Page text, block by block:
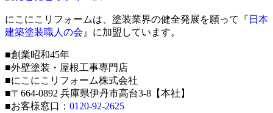
にこにこリフォームは、塗装業界の健全発展を願って『 日本
建築塗装職人の会 』に加盟しています。
■創業昭和45年
■外壁塗装・屋根工事専門店
■にこにこリフォーム株式会社
■〒664-0892 兵庫県伊丹市高台3-8【本社】
■お客様窓口： 0120-92-2625